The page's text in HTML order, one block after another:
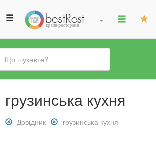
Ви
є
тут
грузинська кухня
Зняти
фільтр:
Довідник
Зняти
фільтр:
грузинська кухня